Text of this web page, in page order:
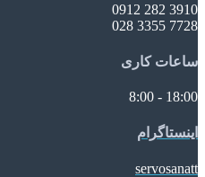
3910 282 0912
7728 3355 028
ساعات کاری
18:00 - 8:00
اینستاگرام
servosanatt